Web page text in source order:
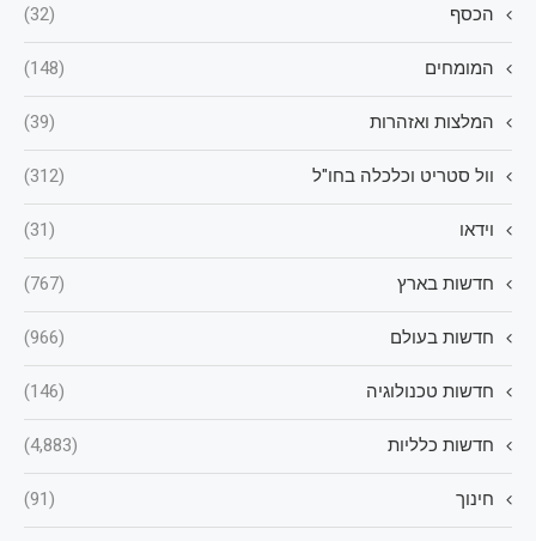
הכסף (32)
המומחים (148)
המלצות ואזהרות (39)
וול סטריט וכלכלה בחו"ל (312)
וידאו (31)
חדשות בארץ (767)
חדשות בעולם (966)
חדשות טכנולוגיה (146)
חדשות כלליות (4,883)
חינוך (91)